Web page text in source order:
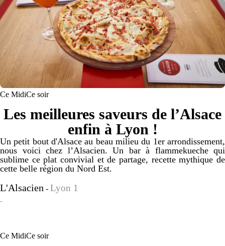
Ce MidiCe soir
Les meilleures saveurs de l’Alsace
enfin à Lyon !
Un petit bout d'Alsace au beau milieu du 1er arrondissement,
nous voici chez l’Alsacien. Un bar à flammekueche qui
sublime ce plat convivial et de partage, recette mythique de
cette belle région du Nord Est.
L'Alsacien - Lyon 1
-
Ce MidiCe soir